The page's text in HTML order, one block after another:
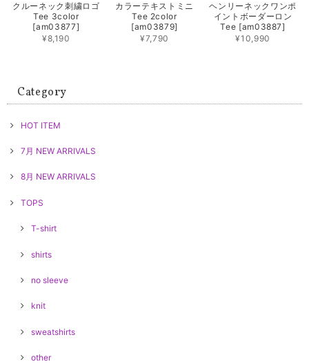
クルーネック刺繍ロゴ
Tee 3color
[am03877]
¥8,190
カラーテキストミニ
Tee 2color
[am03879]
¥7,790
ヘンリーネックワンポ
イントボーダーロン
Tee [am03887]
¥10,990
Category
HOT ITEM
7月 NEW ARRIVALS
8月 NEW ARRIVALS
TOPS
T-shirt
shirts
no sleeve
knit
sweatshirts
other